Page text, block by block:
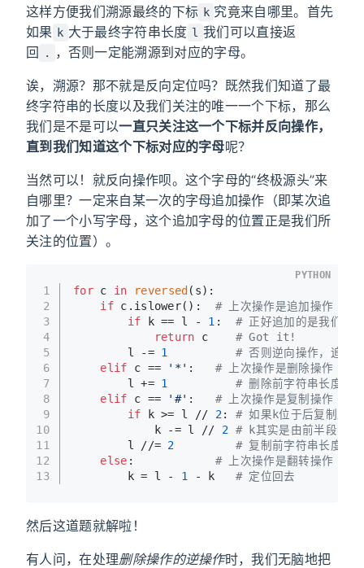
这样方便我们溯源最终的下标 k 究竟来自哪里。首先
如果
k 大于最终字符串长度 l 我们可以直接返
回
. ，否则一定能溯源到对应的字母。
诶，溯源？那不就是反向定位吗？既然我们知道了最
终字符串的长度以及我们关注的唯一一个下标，那么
我们是不是可以一直只关注这一个下标并反向操作，
直到我们知道这个下标对应的字母呢？
当然可以！就反向操作呗。这个字母的“终极源头”来
自哪里？一定来自某一次的字母追加操作（即某次追
加了一个小写字母，这个追加字母的位置正是我们所
关注的位置）。
1
2
3
4
5
6
7
8
9
10
11
12
13
for c in reversed (s):
if c.islower(): # 上次操作是追加操作
if k == l - 1 : # 正好追加的是我们关
return c # Got it!
        l -=
1
# 否则逆向操作，追加
elif c == '*' : # 上次操作是删除操作
        l +=
1
# 删除前字符串长度比
elif c == '#' : # 上次操作是复制操作
if k >= l // 2: # 如果k位于后复制后字
            k -= l //
2 # k其实是由前半段字符
        l //=
2
# 复制前字符串长度是
else : # 上次操作是翻转操作
        k = l -
1 - k # 定位回去
PYTHON
然后这道题就解啦！
有人问，在处理删除操作的逆操作时，我们无脑地把